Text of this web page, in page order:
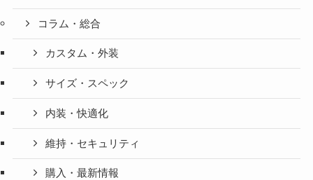
コラム・総合
カスタム・外装
サイズ・スペック
内装・快適化
維持・セキュリティ
購入・最新情報